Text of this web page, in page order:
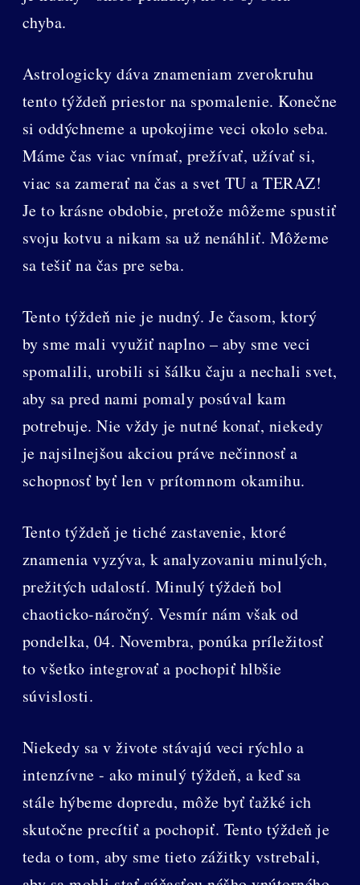
chyba.
Astrologicky dáva znameniam zverokruhu
tento týždeň priestor na spomalenie. Konečne
si oddýchneme a upokojime veci okolo seba.
Máme čas viac vnímať, prežívať, užívať si,
viac sa zamerať na čas a svet TU a TERAZ!
Je to krásne obdobie, pretože môžeme spustiť
svoju kotvu a nikam sa už nenáhliť. Môžeme
sa tešiť na čas pre seba.
Tento týždeň nie je nudný. Je časom, ktorý
by sme mali využiť naplno – aby sme veci
spomalili, urobili si šálku čaju a nechali svet,
aby sa pred nami pomaly posúval kam
potrebuje. Nie vždy je nutné konať, niekedy
je najsilnejšou akciou práve nečinnosť a
schopnosť byť len v prítomnom okamihu.
Tento týždeň je tiché zastavenie, ktoré
znamenia vyzýva, k analyzovaniu minulých,
prežitých udalostí. Minulý týždeň bol
chaoticko-náročný. Vesmír nám však od
pondelka, 04. Novembra, ponúka príležitosť
to všetko integrovať a pochopiť hlbšie
súvislosti.
Niekedy sa v živote stávajú veci rýchlo a
intenzívne - ako minulý týždeň, a keď sa
stále hýbeme dopredu, môže byť ťažké ich
skutočne precítiť a pochopiť. Tento týždeň je
teda o tom, aby sme tieto zážitky vstrebali,